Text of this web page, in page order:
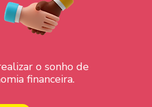
o sonho de
financeira.